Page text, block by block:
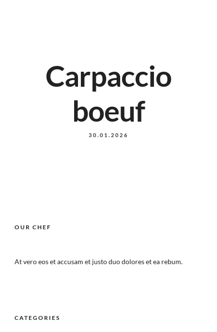
Carpaccio
boeuf
30.01.2026
OUR CHEF
At vero eos et accusam et justo duo dolores et ea rebum.
CATEGORIES